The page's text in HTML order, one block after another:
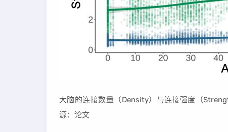
大脑的连接数量（Density）与连接强度（
源：论文